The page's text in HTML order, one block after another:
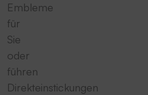
Embleme
für
Sie
oder
führen
Direkteinstickungen